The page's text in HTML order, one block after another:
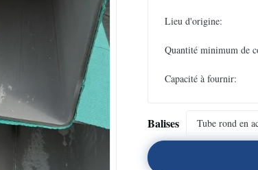
Lieu d'origine:
Quantité minimum de
Capacité à fournir:
Balises Tube rond en